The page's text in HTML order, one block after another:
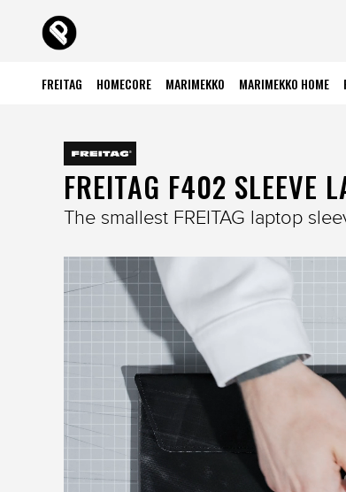
FREITAG HOMECORE MARIMEKKO MARIMEKKO HOME
FREITAG F402 SLEEVE
The smallest FREITAG laptop